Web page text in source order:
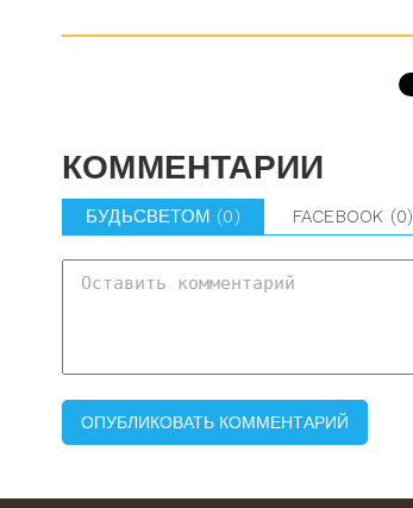
КОММЕНТАРИИ
БУДЬСВЕТОМ (0) FACEBOOK (0)